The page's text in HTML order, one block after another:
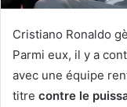
Cristiano Ronaldo
Parmi eux, il y a
avec une équipe
titre contre le